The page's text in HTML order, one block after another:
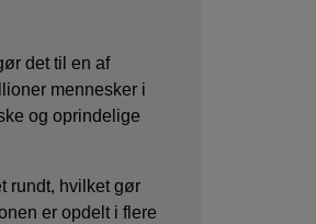
det til en af
mennesker i
og oprindelige
rundt, hvilket gør
er opdelt i flere